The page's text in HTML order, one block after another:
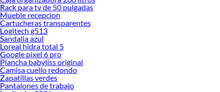
Rack para tv de 50 pulgadas
Mueble recepcion
Cartucheras transparentes
Logitech g513
Sandalia azul
Loreal hidra total 5
Google pixel 6 pro
Plancha babyliss original
Camisa cuello redondo
Zapatillas verdes
Pantalones de trabajo